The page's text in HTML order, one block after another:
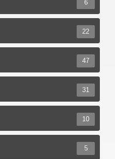
6
22
47
31
10
5